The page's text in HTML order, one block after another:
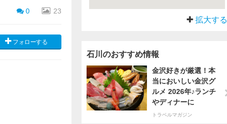
0 23
フォローする
拡大する
石川のおすすめ情報
金沢好きが厳選！本
当においしい金沢グ
ルメ 2026年♪ランチ
やディナーに
トラベルマガジン